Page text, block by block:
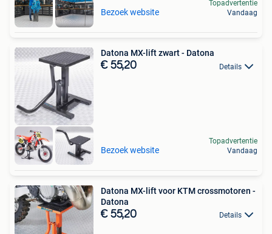
Bezoek website
Topadvertentie
Vandaag
Datona MX-lift zwart - Datona
€ 55,20 Details
Bezoek website
Topadvertentie
Vandaag
Datona MX-lift voor KTM crossmotoren -
Datona
€ 55,20 Details